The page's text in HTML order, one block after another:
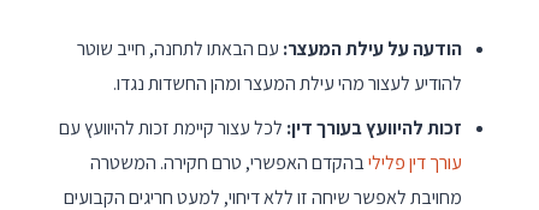
הודעה על עילת המעצר: עם הבאתו לתחנה, חייב שוטר
להודיע לעצור מהי עילת המעצר ומהן החשדות נגדו.
זכות להיוועץ בעורך דין: לכל עצור קיימת זכות להיוועץ עם
עורך דין פליליבהקדם האפשרי, טרם חקירה. המשטרה
מחויבת לאפשר שיחה זו ללא דיחוי, למעט חריגים הקבועים